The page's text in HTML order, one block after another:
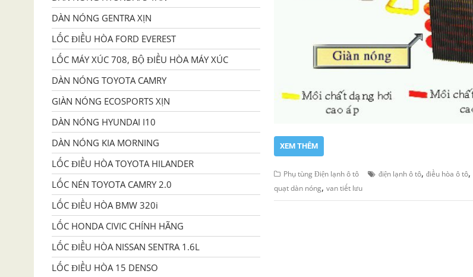
XEM THÊM
Phụ tùng Điện lạnh ô tô điện lạnh ô tô,điều hòa ô tô,
quạt dàn nóng,van tiết lưu
DÀN NÓNG GENTRA XỊN
LỐC ĐIỀU HÒA FORD EVEREST
LỐC MÁY XÚC 708, BỘ ĐIỀU HÒA MÁY XÚC
DÀN NÓNG TOYOTA CAMRY
GIÀN NÓNG ECOSPORTS XỊN
DÀN NÓNG HYUNDAI I10
DÀN NÓNG KIA MORNING
LỐC ĐIỀU HÒA TOYOTA HILANDER
LỐC NÉN TOYOTA CAMRY 2.0
LỐC ĐIỀU HÒA BMW 320i
LỐC HONDA CIVIC CHÍNH HÃNG
LỐC ĐIỀU HÒA NISSAN SENTRA 1.6L
LỐC ĐIỀU HÒA 15 DENSO